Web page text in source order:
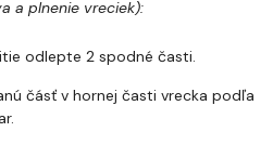
a plnenie vreciek):
odlepte 2 spodné časti.
čásť v hornej časti vrecka podľa